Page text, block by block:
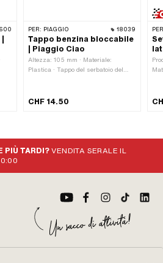
PER: PIAGGIO 18039
Tappo benzina bloccabile
| Piaggio Ciao
Altezza: 105 mm · Materiale:
Plastica · Tappo del serbatoio del
Ventilato: Sì · Ø Testa esterna: 54
CHF 14.50
PIÙ TARDI?VENDITA SERALE IL